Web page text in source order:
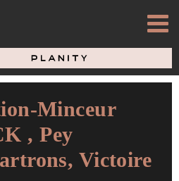
Minceur
, Pey
Victoire